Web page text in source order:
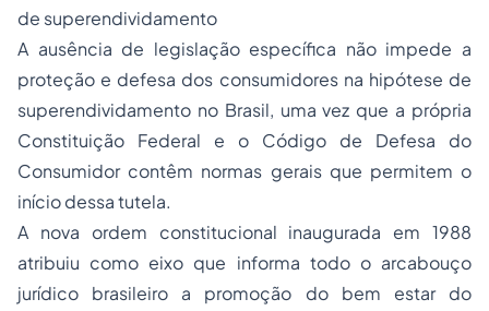
de superendividamento
A ausência de legislação específica não impede a
proteção e defesa dos consumidores na hipótese de
superendividamento no Brasil, uma vez que a própria
Constituição Federal e o Código de Defesa do
Consumidor contêm normas gerais que permitem o
início dessa tutela.
A nova ordem constitucional inaugurada em 1988
atribuiu como eixo que informa todo o arcabouço
jurídico brasileiro a promoção do bem estar do